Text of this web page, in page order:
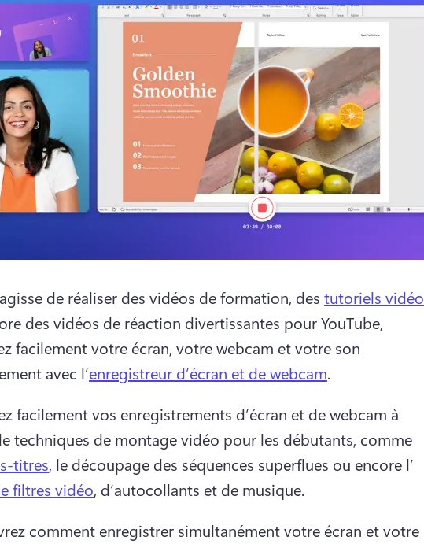
de réaliser des vidéos de formation, des tutoriels vidéo
des vidéos de réaction divertissantes pour YouTube,
facilement votre écran, votre webcam et votre son
avec l’enregistreur d’écran et de webcam.
facilement vos enregistrements d’écran et de webcam à
techniques de montage vidéo pour les débutants, comme
titres, le découpage des séquences superflues ou encore l’
filtres vidéo, d’autocollants et de musique.
comment enregistrer simultanément votre écran et votre